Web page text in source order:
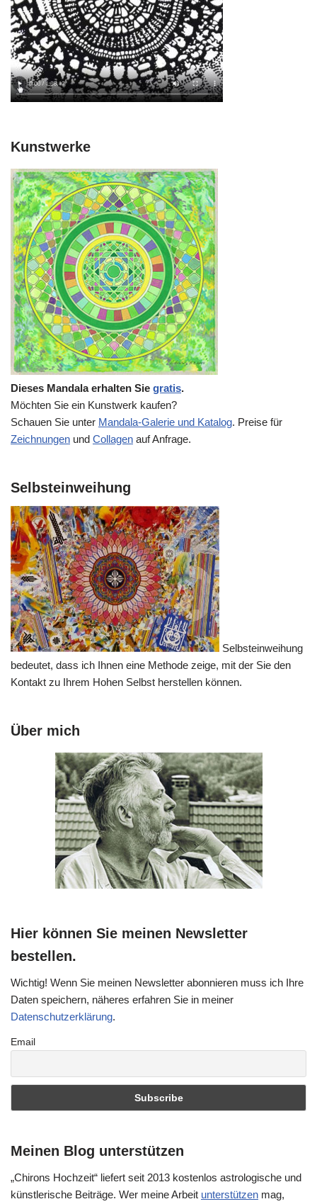
Kunstwerke
Dieses Mandala erhalten Sie gratis.
Möchten Sie ein Kunstwerk kaufen?
Schauen Sie unter Mandala-Galerie und Katalog. Preise für
Zeichnungen und Collagen auf Anfrage.
Selbsteinweihung
Selbsteinweihung
bedeutet, dass ich Ihnen eine Methode zeige, mit der Sie den
Kontakt zu Ihrem Hohen Selbst herstellen können.
Über mich
Hier können Sie meinen Newsletter
bestellen.
Wichtig! Wenn Sie meinen Newsletter abonnieren muss ich Ihre
Daten speichern, näheres erfahren Sie in meiner
Datenschutzerklärung.
Email
Meinen Blog unterstützen
„Chirons Hochzeit“ liefert seit 2013 kostenlos astrologische und
künstlerische Beiträge. Wer meine Arbeit unterstützen mag,